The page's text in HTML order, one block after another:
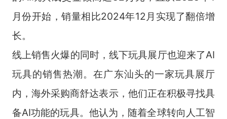
月份开始，销量相比2024年12月实现了翻倍增
长。
线上销售火爆的同时，线下玩具展厅也迎来了AI
玩具的销售热潮。在广东汕头的一家玩具展厅
内，海外采购商舒达表示，他们正在积极寻找具
备AI功能的玩具。他认为，随着全球转向人工智